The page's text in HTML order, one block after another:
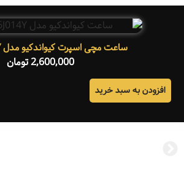
ساعت مچی اسپرت کیواندکیو مدل VQ96J014Y
2,600,000تومان
افزودن به سبد خرید